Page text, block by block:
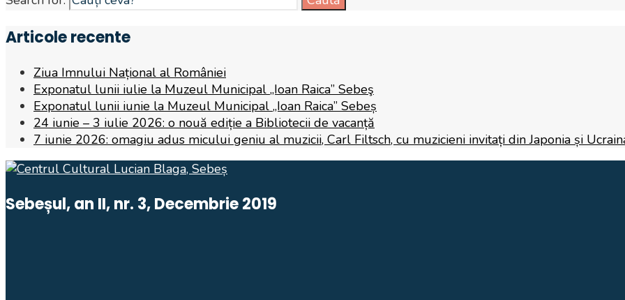
Articole recente
Ziua Imnului Național al României
Exponatul lunii iulie la Muzeul Municipal „Ioan Raica” Sebeş
Exponatul lunii iunie la Muzeul Municipal „Ioan Raica” Sebeș
24 iunie – 3 iulie 2026: o nouă ediție a Bibliotecii de vacanță
7 iunie 2026: omagiu adus micului geniu al muzicii, Carl Filtsch, cu muzicieni invitați din Japonia și
Sebeșul, an II, nr. 3, Decembrie 2019